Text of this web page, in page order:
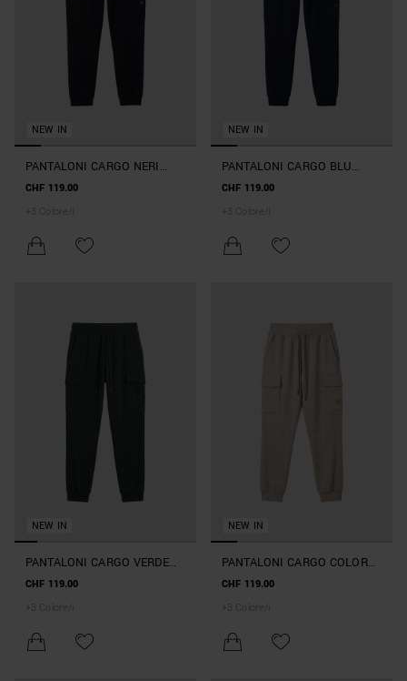
NEW IN
PANTALONI CARGO NERI
REGULAR FIT IN INTERLOCK
CHF 119.00
+ 3 Colore/i
NEW IN
PANTALONI CARGO BLU
MARINE REGULAR FIT IN
CHF 119.00
+ 3 Colore/i
NEW IN
PANTALONI CARGO VERDE
FORESTA REGULAR FIT IN
CHF 119.00
+ 3 Colore/i
NEW IN
PANTALONI CARGO COLOR
MASTICE REGULAR FIT IN
CHF 119.00
+ 3 Colore/i